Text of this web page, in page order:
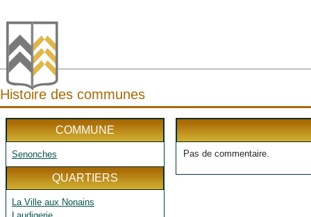
Histoire des communes
COMMUNE
Senonches
QUARTIERS
La Ville aux Nonains
Pas de commentaire.